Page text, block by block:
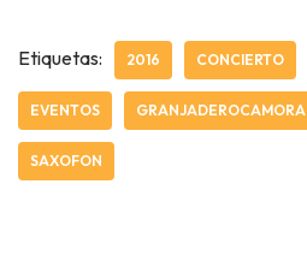
Etiquetas: 2016 CONCIERTO
EVENTOS GRANJADEROCAMORA
SAXOFON